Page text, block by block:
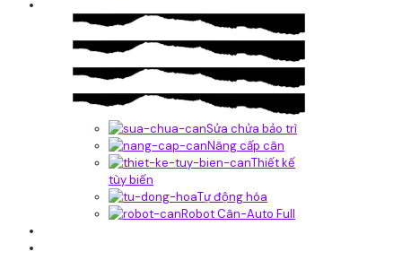
Sửa chửa bảo trì
Nâng cấp cân
Thiết kế
tùy biến
Tự động hóa
Robot Cân-Auto Full